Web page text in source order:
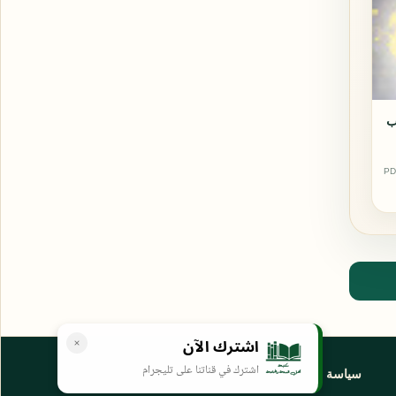
اشترك الآن
اشترك في قناتنا على تليجرام سياسة الخصوصية المواقع الأخرى